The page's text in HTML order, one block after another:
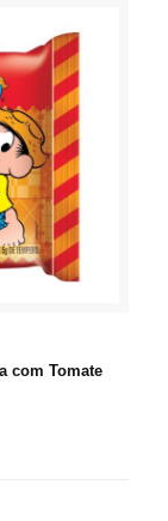
com Tomate